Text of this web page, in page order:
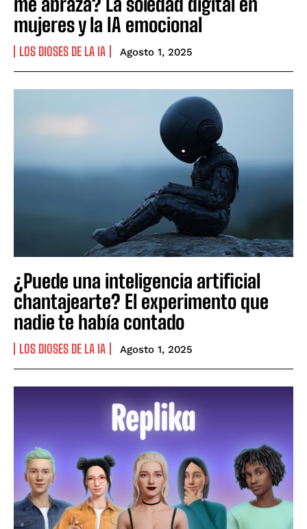
mujeres y la IA emocional
LOS DIOSES DE LA IA Agosto 1, 2025
¿Puede una inteligencia artificial
chantajearte? El experimento que
nadie te había contado
LOS DIOSES DE LA IA Agosto 1, 2025